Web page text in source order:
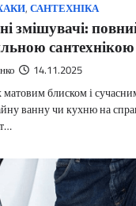
, САНТЕХНІКА
змішувачі:
сантехнікою
14.11.2025
матовим блиском і
ванну чи кухню на